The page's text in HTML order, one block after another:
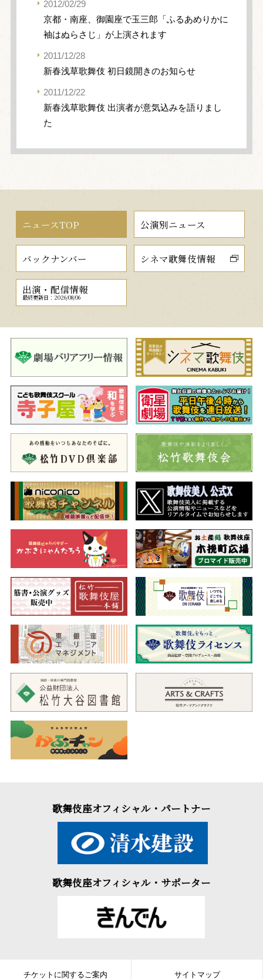
2012/02/29
京都・南座、御園座で玉三郎「ふるあめりかに
袖はぬらさじ」が上演されます
2011/12/28
新春浅草歌舞伎 初日鏡開きのお知らせ
2011/12/22
新春浅草歌舞伎 出演者が意気込みを語りまし
た
ニュースTOP 公演別ニュース
バックナンバー シネマ歌舞伎情報
出演・配信情報
最終更新日：2026/08/06
歌舞伎座オフィシャル・パートナー
歌舞伎座オフィシャル・サポーター
チケットに関するご案内 サイトマップ